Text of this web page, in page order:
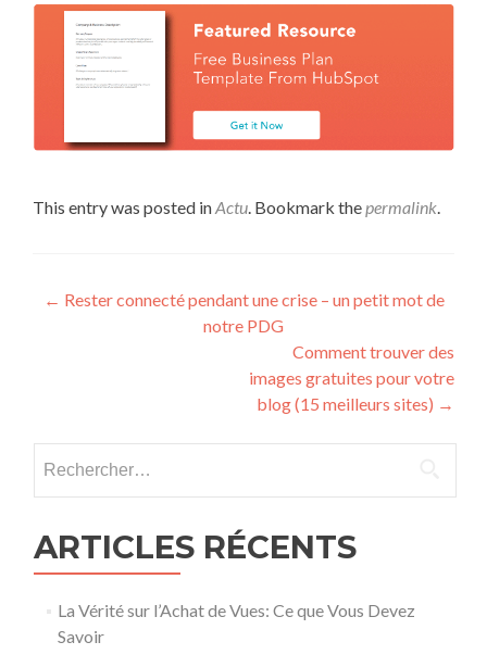
This entry was posted inActu. Bookmark thepermalink.
Post navigation
← Rester connecté pendant une crise – un petit mot de
notre PDG
Comment trouver des
images gratuites pour votre
blog (15 meilleurs sites) →
ARTICLES RÉCENTS
La Vérité sur l’Achat de Vues: Ce que Vous Devez
Savoir